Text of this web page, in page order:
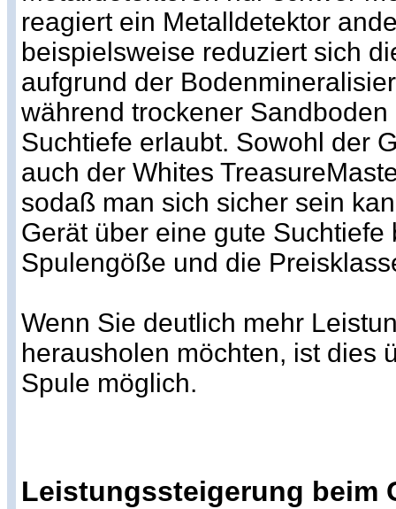
reagiert ein Metalldetektor
beispielsweise reduziert sich
aufgrund der
während trockener
Suchtiefe erlaubt. Sowohl der
auch der Whites
sodaß man sich sicher sein
Gerät über eine gute Suchtiefe
Spulengöße und die
Wenn Sie deutlich mehr
herausholen möchten, ist dies
Spule möglich.
Leistungssteigerung beim